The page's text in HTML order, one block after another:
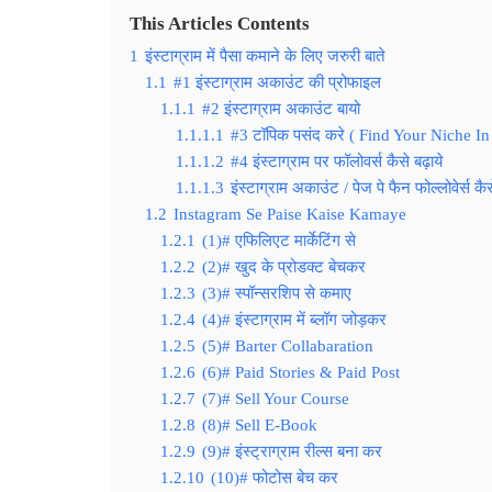
This Articles Contents
1 इंस्टाग्राम में पैसा कमाने के लिए जरुरी बाते
1.1 #1 इंस्टाग्राम अकाउंट की प्रोफाइल
1.1.1 #2 इंस्टाग्राम अकाउंट बायो
1.1.1.1 #3 टॉपिक पसंद करे ( Find Your Niche
1.1.1.2 #4 इंस्टाग्राम पर फॉलोवर्स कैसे बढ़ाये
1.1.1.3 इंस्टाग्राम अकाउंट / पेज पे फैन फोल्लोवेर्स
1.2 Instagram Se Paise Kaise Kamaye
1.2.1 (1)# एफिलिएट मार्केटिंग से
1.2.2 (2)# खुद के प्रोडक्ट बेचकर
1.2.3 (3)# स्पॉन्सरशिप से कमाए
1.2.4 (4)# इंस्टाग्राम में ब्लॉग जोड़कर
1.2.5 (5)# Barter Collabaration
1.2.6 (6)# Paid Stories & Paid Post
1.2.7 (7)# Sell Your Course
1.2.8 (8)# Sell E-Book
1.2.9 (9)# इंस्ट्राग्राम रील्स बना कर
1.2.10 (10)# फोटोस बेच कर